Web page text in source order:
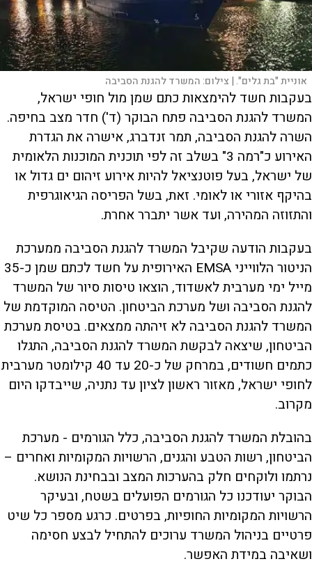
אוניית "בת גלים". | צילום:המשרד להגנת הסביבה
בעקבות חשד להימצאות כתם שמן מול חופי ישראל,
המשרד להגנת הסביבה פתח הבוקר (ד') חדר מצב בחיפה.
השרה להגנת הסביבה, תמר זנדברג, אישרה את הגדרת
האירוע כ"רמה 3" בשלב זה לפי תוכנית המוכנות הלאומית
של ישראל, בעל פוטנציאל להיות אירוע זיהום ים גדול או
בהיקף אזורי או לאומי. זאת, בשל הפריסה הגיאוגרפית
והתזוזה המהירה, ועד אשר יתברר אחרת.
בעקבות הודעה שקיבל המשרד להגנת הסביבה ממערכת
הניטור הלווייני EMSA האירופית על חשד לכתם שמן כ-35
מייל ימי מערבית לאשדוד, הוצאו טיסות סיור של המשרד
להגנת הסביבה ושל מערכת הביטחון. הטיסה המוקדמת של
המשרד להגנת הסביבה לא זיהתה ממצאים. בטיסת מערכת
הביטחון, שיצאה לבקשת המשרד להגנת הסביבה, התגלו
כתמים חשודים, במרחק של כ-20 עד 40 קילומטר מערבית
לחופי ישראל, מאזור ראשון לציון עד נתניה, שייבדקו היום
מקרוב.
בהובלת המשרד להגנת הסביבה, כלל הגורמים - מערכת
הביטחון, רשות הטבע והגנים, הרשויות המקומיות ואחרים –
נרתמו ולוקחים חלק בהערכות המצב ובבחינת הנושא.
הבוקר יעודכנו כל הגורמים הפועלים בשטח, ובעיקר
הרשויות המקומיות החופיות, בפרטים. כרגע מספר כל שיט
פרטיים בניהול המשרד ערוכים להתחיל לבצע חסימה
ושאיבה במידת האפשר.